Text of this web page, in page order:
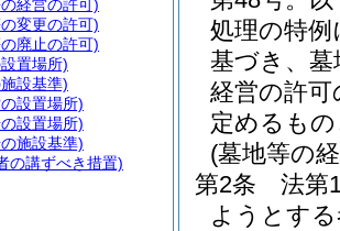
処理の特
基づき、
経営の許
定めるも
(墓地等の
第2条
法第
ようとす
経営の許可)
変更の許可)
廃止の許可)
置場所)
設基準)
設置場所)
設置場所)
施設基準)
の講ずべき措置)